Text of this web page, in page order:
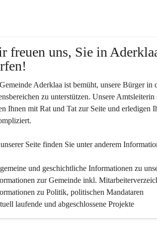
freuen uns, Sie in
Aderklaa ist bemüht, unsere Bürger in
zu unterstützen. Unsere
Ihnen mit Rat und Tat zur Seite und
Seite finden Sie un­ter an­de­rem
und geschichtliche Informationen zu
zur Gemeinde inkl.
zu Politik, politischen Mandataren
laufende und abgeschlossene Projekte